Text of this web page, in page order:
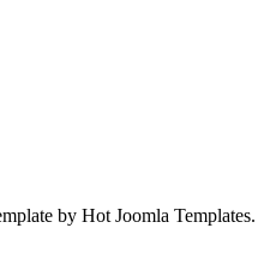
by Hot Joomla Templates.